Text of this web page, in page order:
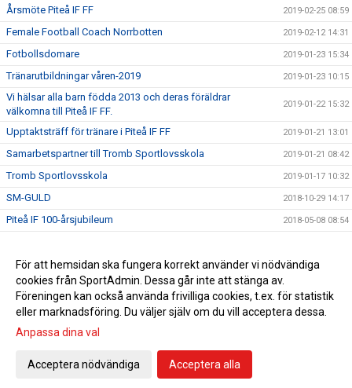
Årsmöte Piteå IF FF 2019-02-25 08:59
Female Football Coach Norrbotten 2019-02-12 14:31
Fotbollsdomare 2019-01-23 15:34
Tränarutbildningar våren-2019 2019-01-23 10:15
Vi hälsar alla barn födda 2013 och deras föräldrar
välkomna till Piteå IF FF.
2019-01-22 15:32
Upptaktsträff för tränare i Piteå IF FF 2019-01-21 13:01
Samarbetspartner till Tromb Sportlovsskola 2019-01-21 08:42
Tromb Sportlovsskola 2019-01-17 10:32
SM-GULD 2018-10-29 14:17
Piteå IF 100-årsjubileum 2018-05-08 08:54
Nominera till Victors Minnesfond 2017-10-23 15:20
Familjemedlemsskap 2017-03-01 07:25
Gå till Webbversion
För att hemsidan ska fungera korrekt använder vi nödvändiga
cookies från SportAdmin. Dessa går inte att stänga av.
Föreningen kan också använda frivilliga cookies, t.ex. för statistik
eller marknadsföring. Du väljer själv om du vill acceptera dessa.
Anpassa dina val
Acceptera nödvändiga Acceptera alla